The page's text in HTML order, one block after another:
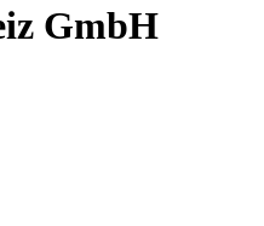
GmbH